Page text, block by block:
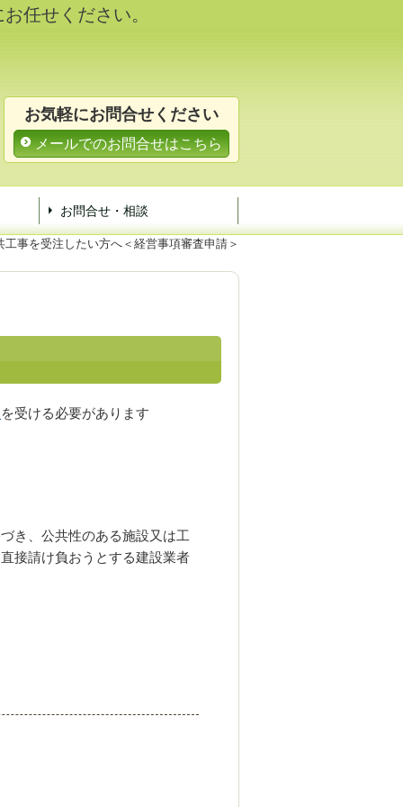
任せください。
お気軽にお問合せください
メールでのお問合せはこちら
お問合せ・相談
工事を受注したい方へ＜経営事項審査申請＞
を受ける必要があります
き、公共性のある施設又は工
接請け負おうとする建設業者